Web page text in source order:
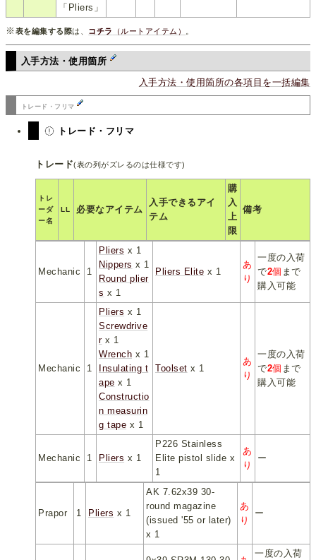
「Pliers」
※ 表を編集する際は、 コチラ （ルートアイテム）
入手方法・使用箇所
入手方法・使用箇所の各項目を一括編集
トレード・フリマ
トレード・フリマ
トレード(表の列がズレるのは仕様です)
トレ
ーダ
ー名
LL 必要なアイテム
入手できるアイ
テム
購
入
上
限
備考
Mechanic 1
Pliers x 1
Nippers x 1
Round plier
s x 1
Pliers Elite x 1
あ
り
一度の入荷
で2個 まで
購入可能
Mechanic 1
Pliers x 1
Screwdrive
rx 1
Wrench x 1
Insulating t
ape x 1
Constructio
n measurin
g tape x 1
Toolset x 1
あ
り
一度の入荷
で2個 まで
購入可能
Mechanic 1 Pliers x 1
P226 Stainless
Elite pistol slide x
1
あ
り
ー
Prapor 1 Pliers x 1
AK 7.62x39 30-
round magazine
(issued '55 or later)
x 1
あ
り
ー
一度の入荷